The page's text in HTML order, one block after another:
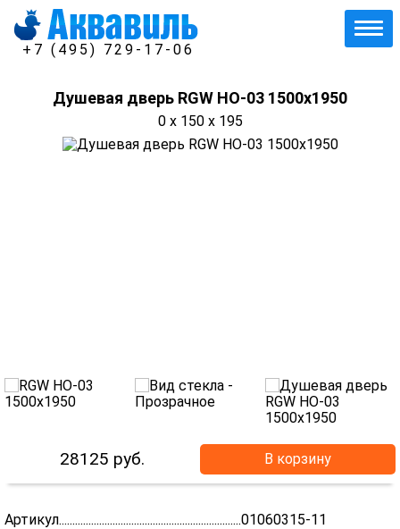
+7 (495) 729-17-06
Душевая дверь RGW HO-03 1500x1950
0 x 150 x 195
28125 руб. В корзину
Артикул....................................................................01060315-11